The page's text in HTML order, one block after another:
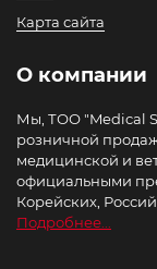
Карта сайта
О компании
Мы, ТОО "Medical
розничной
медицинской и
официальными
Корейских,
Подробнее...